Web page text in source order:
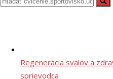
Regenerácia svalov a
sprievodca